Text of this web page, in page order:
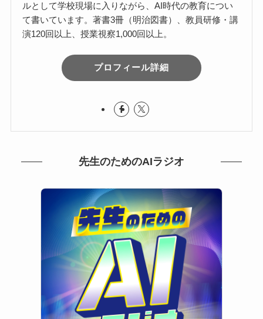
ルとして学校現場に入りながら、AI時代の教育につい
て書いています。著書3冊（明治図書）、教員研修・講
演120回以上、授業視察1,000回以上。
プロフィール詳細
先生のためのAIラジオ